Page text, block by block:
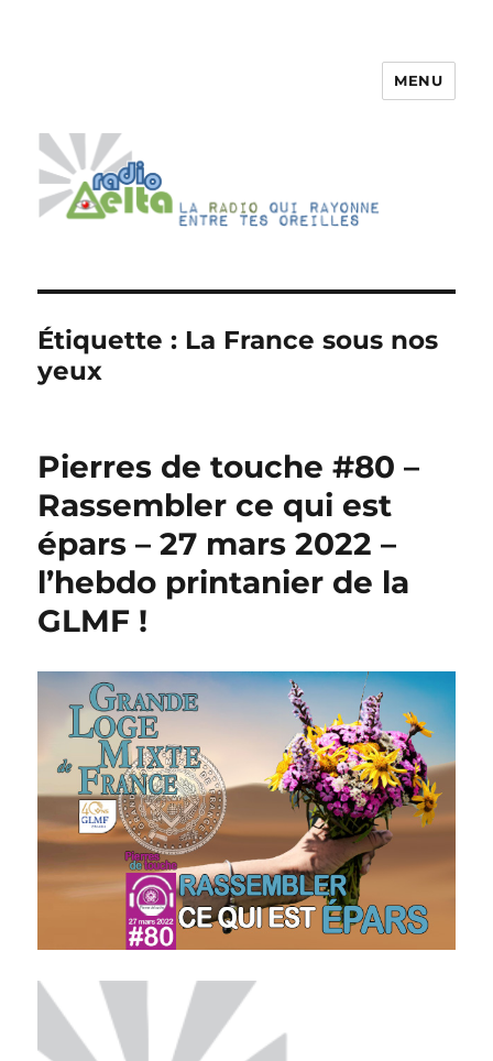
MENU
Étiquette : La France sous nos
yeux
Pierres de touche #80 –
Rassembler ce qui est
épars – 27 mars 2022 –
l’hebdo printanier de la
GLMF !